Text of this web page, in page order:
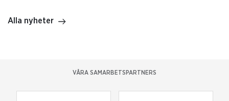
Alla nyheter
VÅRA SAMARBETSPARTNERS